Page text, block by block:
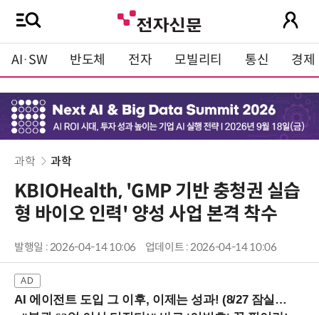
AI·SW 반도체 전자 모빌리티 통신 경제
과학 과학
KBIOHealth, 'GMP 기반 충청권 실습
형 바이오 인력' 양성 사업 본격 착수
발행일 : 2026-04-14 10:06 업데이트 : 2026-04-14 10:06
AI 에이전트 도입 그 이후, 이제는 성과! (8/27 잠실역)